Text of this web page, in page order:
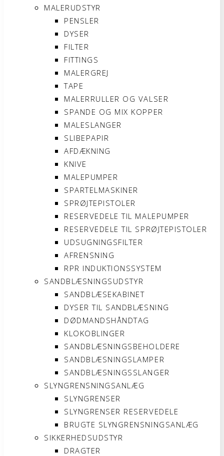
MALERUDSTYR
PENSLER
DYSER
FILTER
FITTINGS
MALERGREJ
TAPE
MALERRULLER OG VALSER
SPANDE OG MIX KOPPER
MALESLANGER
SLIBEPAPIR
AFDÆKNING
KNIVE
MALEPUMPER
SPARTELMASKINER
SPRØJTEPISTOLER
RESERVEDELE TIL MALEPUMPER
RESERVEDELE TIL SPRØJTEPISTOLER
UDSUGNINGSFILTER
AFRENSNING
RPR INDUKTIONSSYSTEM
SANDBLÆSNINGSUDSTYR
SANDBLÆSEKABINET
DYSER TIL SANDBLÆSNING
DØDMANDSHÅNDTAG
KLOKOBLINGER
SANDBLÆSNINGSBEHOLDERE
SANDBLÆSNINGSLAMPER
SANDBLÆSNINGSSLANGER
SLYNGRENSNINGSANLÆG
SLYNGRENSER
SLYNGRENSER RESERVEDELE
BRUGTE SLYNGRENSNINGSANLÆG
SIKKERHEDSUDSTYR
DRAGTER